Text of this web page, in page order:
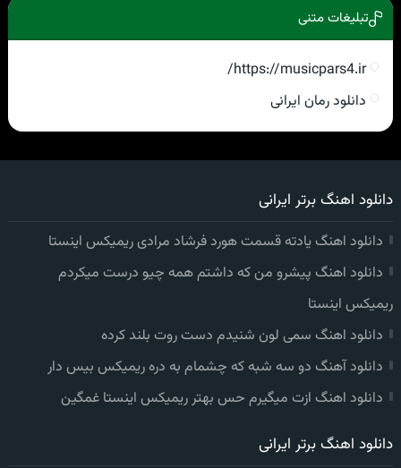
تبلیغات متنی
https://musicpars4.ir/
دانلود رمان ایرانی
دانلود اهنگ برتر ایرانی
دانلود اهنگ یادته قسمت هورد فرشاد مرادی ریمیکس اینستا
دانلود اهنگ پیشرو من که داشتم همه چیو درست میکردم
ریمیکس اینستا
دانلود اهنگ سمی لون شنیدم دست روت بلند کرده
دانلود آهنگ دو سه شبه که چشمام به دره ریمیکس بیس دار
دانلود اهنگ ازت میگیرم حس بهتر ریمیکس اینستا غمگین
دانلود اهنگ برتر ایرانی